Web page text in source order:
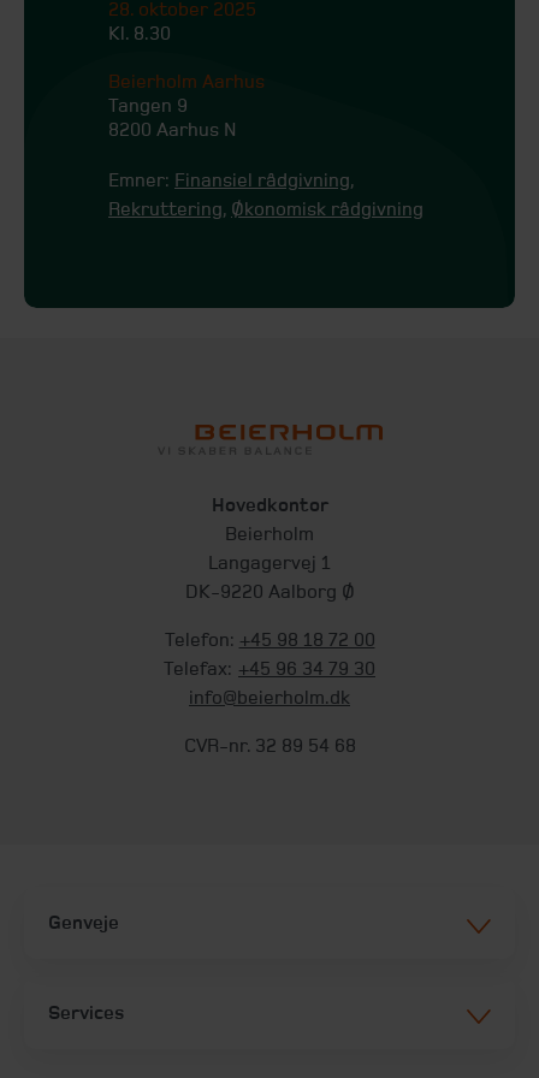
28. oktober 2025
Kl. 8.30
Beierholm Aarhus
Tangen 9
8200 Aarhus N
Emner: Finansiel rådgivning,
Rekruttering, Økonomisk rådgivning
Hovedkontor
Beierholm
Langagervej 1
DK-9220 Aalborg Ø
Telefon: +45 98 18 72 00
Telefax: +45 96 34 79 30
info@beierholm.dk
CVR-nr. 32 89 54 68
Genveje
Services